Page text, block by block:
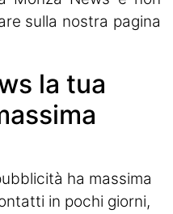
sulla nostra pagina
la tua
ha massima
in pochi giorni,